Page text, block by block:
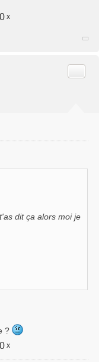
0 x
t'as dit ça alors moi je
?
0 x